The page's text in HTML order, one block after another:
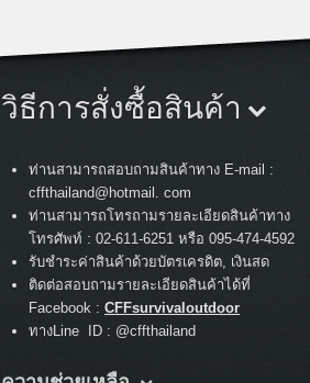
วิธีการสั่งซื้อสินค้า
ท่านสามารถสอบถามสินค้าทาง E-mail :
cffthailand@hotmail. com
ท่านสามารถโทรถามรายละเอียดสินค้าทาง
โทรศัพท์ : 02-611-6251 หรือ 095-474-4592
รับชำระค่าสินค้าด้วยบัตรเครดิต, เงินสด
ติดต่อสอบถามรายละเอียดสินค้าได้ที่
Facebook : CFFsurvivaloutdoor
ทางLine ID : @cffthailand